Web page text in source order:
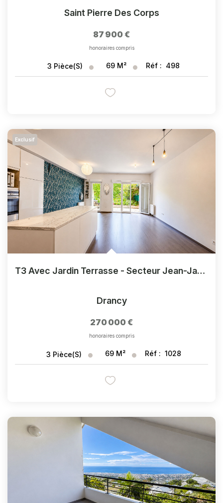
Saint Pierre Des Corps
87 900 €
honoraires compris
3 Pièce(s) 69 M² Réf : 498
Exclusif
T3 Avec Jardin Terrasse - Secteur Jean-Jaurès
Drancy
270 000 €
honoraires compris
3 Pièce(s) 69 M² Réf : 1028